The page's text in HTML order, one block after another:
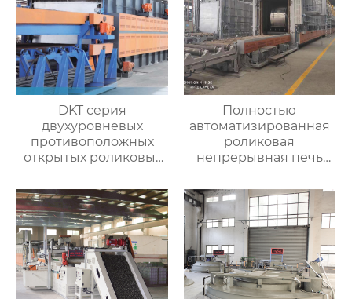
DKT серия
двухуровневых
противоположных
открытых роликовых
отжигательных печей
Полностью
автоматизированная
роликовая
непрерывная печь
алюминиевых листов